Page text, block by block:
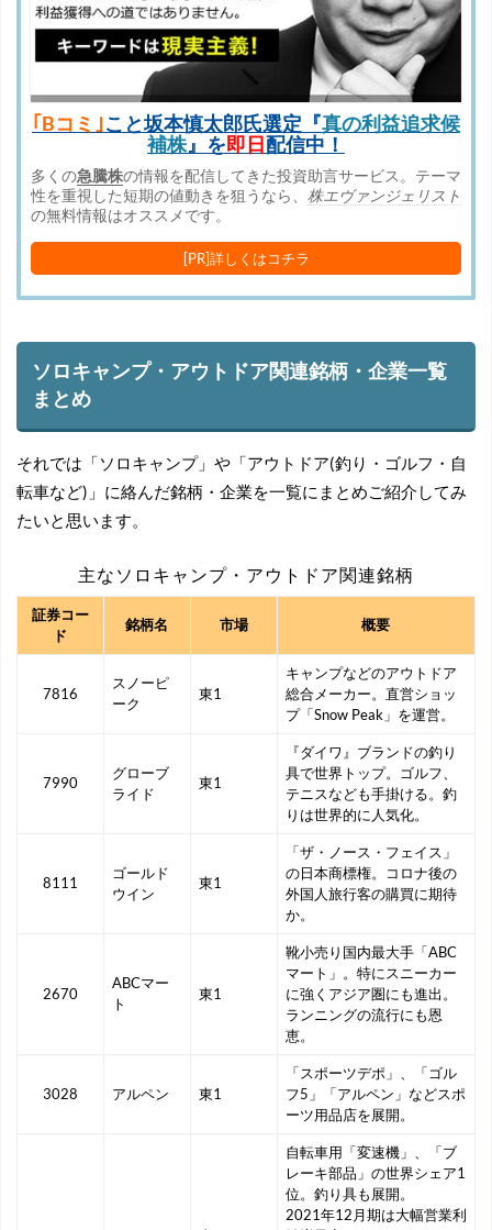
｢Bコミ｣こと坂本慎太郎氏選定『真の利益追求候
補株』を即日配信中！
多くの急騰株の情報を配信してきた投資助言サービス。テーマ
性を重視した短期の値動きを狙うなら、 株エヴァンジェリスト
の無料情報はオススメです。
[PR]詳しくはコチラ
ソロキャンプ・アウトドア関連銘柄・企業一覧
まとめ
それでは「ソロキャンプ」や「アウトドア(釣り・ゴルフ・自
転車など)」に絡んだ銘柄・企業を一覧にまとめご紹介してみ
たいと思います。
主なソロキャンプ・アウトドア関連銘柄
証券コー
ド
銘柄名 市場 概要
7816
スノーピ
ーク
東1
キャンプなどのアウトドア
総合メーカー。直営ショッ
プ「Snow Peak」を運営。
7990
グローブ
ライド
東1
『ダイワ』ブランドの釣り
具で世界トップ。ゴルフ、
テニスなども手掛ける。釣
りは世界的に人気化。
8111
ゴールド
ウイン
東1
「ザ・ノース・フェイス」
の日本商標権。コロナ後の
外国人旅行客の購買に期待
か。
2670
ABCマー
ト
東1
靴小売り国内最大手「ABC
マート」。特にスニーカー
に強くアジア圏にも進出。
ランニングの流行にも恩
恵。
3028 アルペン 東1
「スポーツデポ」、「ゴル
フ5」「アルペン」などスポ
ーツ用品店を展開。
自転車用「変速機」、「ブ
レーキ部品」の世界シェア1
位。釣り具も展開。
2021年12月期は大幅営業利